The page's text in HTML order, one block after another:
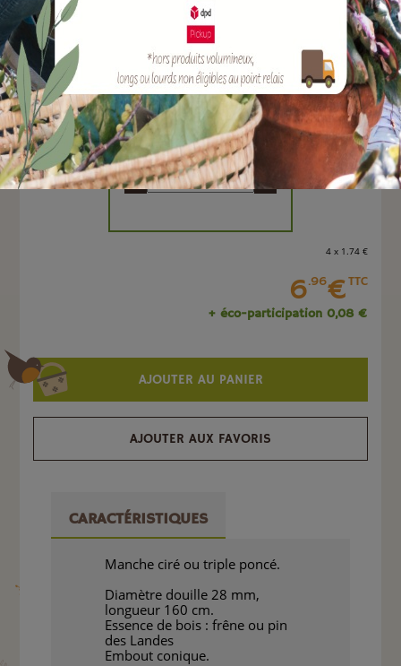
Ref : MCMEMOJ160P
EAN :
Marque :
SOERGEN Distribution
Quantité :
Unité
- +
4 x 1 .74€
6.96€TTC
+ éco-participation 0,08 €
AJOUTER AU PANIER
AJOUTER AUX FAVORIS
CARACTÉRISTIQUES
Manche ciré ou triple poncé.
Diamètre douille 28 mm,
longueur 160 cm.
Essence de bois : frêne ou pin
des Landes
Embout conique.